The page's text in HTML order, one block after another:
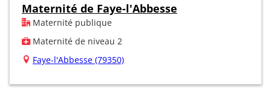
Maternité de Faye-l'Abbesse
Maternité publique
Maternité de niveau 2
Faye-l'Abbesse (79350)